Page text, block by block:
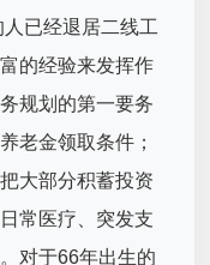
已经退居二线工
的经验来发挥作
规划的第一要务
老金领取条件；
大部分积蓄投资
常医疗、突发支
对于66年出生的